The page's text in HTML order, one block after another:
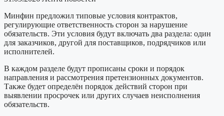
Минфин предложил типовые условия контрактов,
регулирующие ответственность сторон за нарушение
обязательств. Эти условия будут включать два раздела: один
для заказчиков, другой для поставщиков, подрядчиков или
исполнителей.
В каждом разделе будут прописаны сроки и порядок
направления и рассмотрения претензионных документов.
Также будет определён порядок действий сторон при
выявлении просрочек или других случаев неисполнения
обязательств.